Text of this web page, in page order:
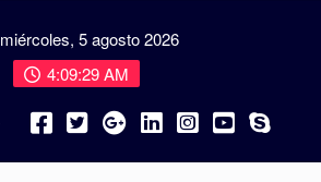
miércoles, 5 agosto 2026
4:09:31 AM